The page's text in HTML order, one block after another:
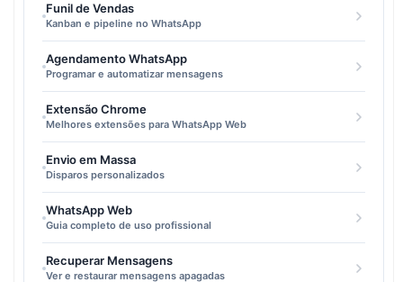
Funil de Vendas
Kanban e pipeline no WhatsApp
Agendamento WhatsApp
Programar e automatizar mensagens
Extensão Chrome
Melhores extensões para WhatsApp Web
Envio em Massa
Disparos personalizados
WhatsApp Web
Guia completo de uso profissional
Recuperar Mensagens
Ver e restaurar mensagens apagadas